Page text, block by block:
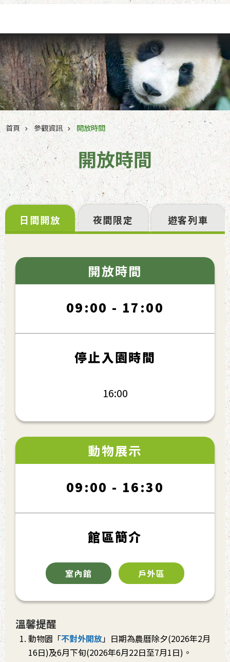
首頁 參觀資訊 開放時間
開放時間
日間開放 夜間限定 遊客列車
開放時間
09:00 - 17:00
停止入園時間
16:00
動物展示
09:00 - 16:30
館區簡介
室內館 戶外區
溫馨提醒
動物園「不對外開放」日期為農曆除夕(2026年2月
16日)及6月下旬(2026年6月22日至7月1日)。